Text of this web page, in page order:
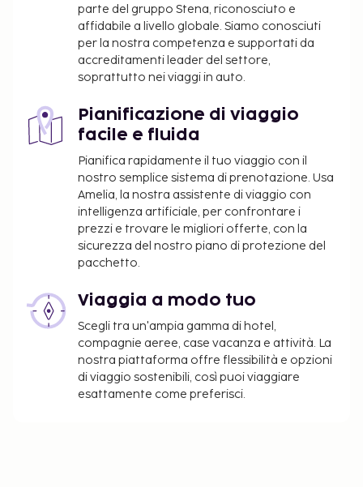
parte del gruppo Stena, riconosciuto e
affidabile a livello globale. Siamo conosciuti
per la nostra competenza e supportati da
accreditamenti leader del settore,
soprattutto nei viaggi in auto.
Pianificazione di viaggio
facile e fluida
Pianifica rapidamente il tuo viaggio con il
nostro semplice sistema di prenotazione. Usa
Amelia, la nostra assistente di viaggio con
intelligenza artificiale, per confrontare i
prezzi e trovare le migliori offerte, con la
sicurezza del nostro piano di protezione del
pacchetto.
Viaggia a modo tuo
Scegli tra un'ampia gamma di hotel,
compagnie aeree, case vacanza e attività. La
nostra piattaforma offre flessibilità e opzioni
di viaggio sostenibili, così puoi viaggiare
esattamente come preferisci.